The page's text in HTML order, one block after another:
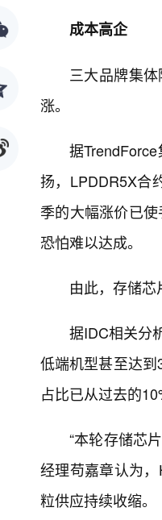
成本高企
三大品牌集
涨。
据
扬，LPDDR5X合
季的大幅涨价已
恐怕难以达成。
由此，存储
据IDC相关分
低端机型甚至达
占比已从过去的
“本轮存储芯
经理苟嘉章认为
粒供应持续收缩。